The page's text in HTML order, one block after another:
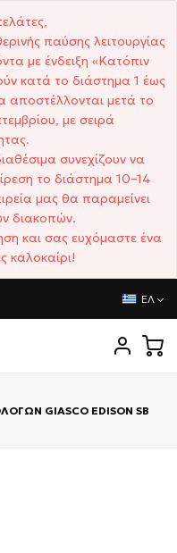
παύσης λειτουργίας
με ένδειξη «Κατόπιν
κατά το διάστημα 1 έως
αποστέλλονται μετά το
με σειρά
συνεχίζουν να
το διάστημα 10–14
μας θα παραμείνει
διακοπών.
και σας ευχόμαστε ένα
καλοκαίρι!
ΕΛ
GIASCO EDISON SB